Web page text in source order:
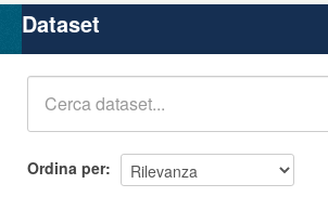
Organizzazioni
Gruppi
Dataset
Ordina per